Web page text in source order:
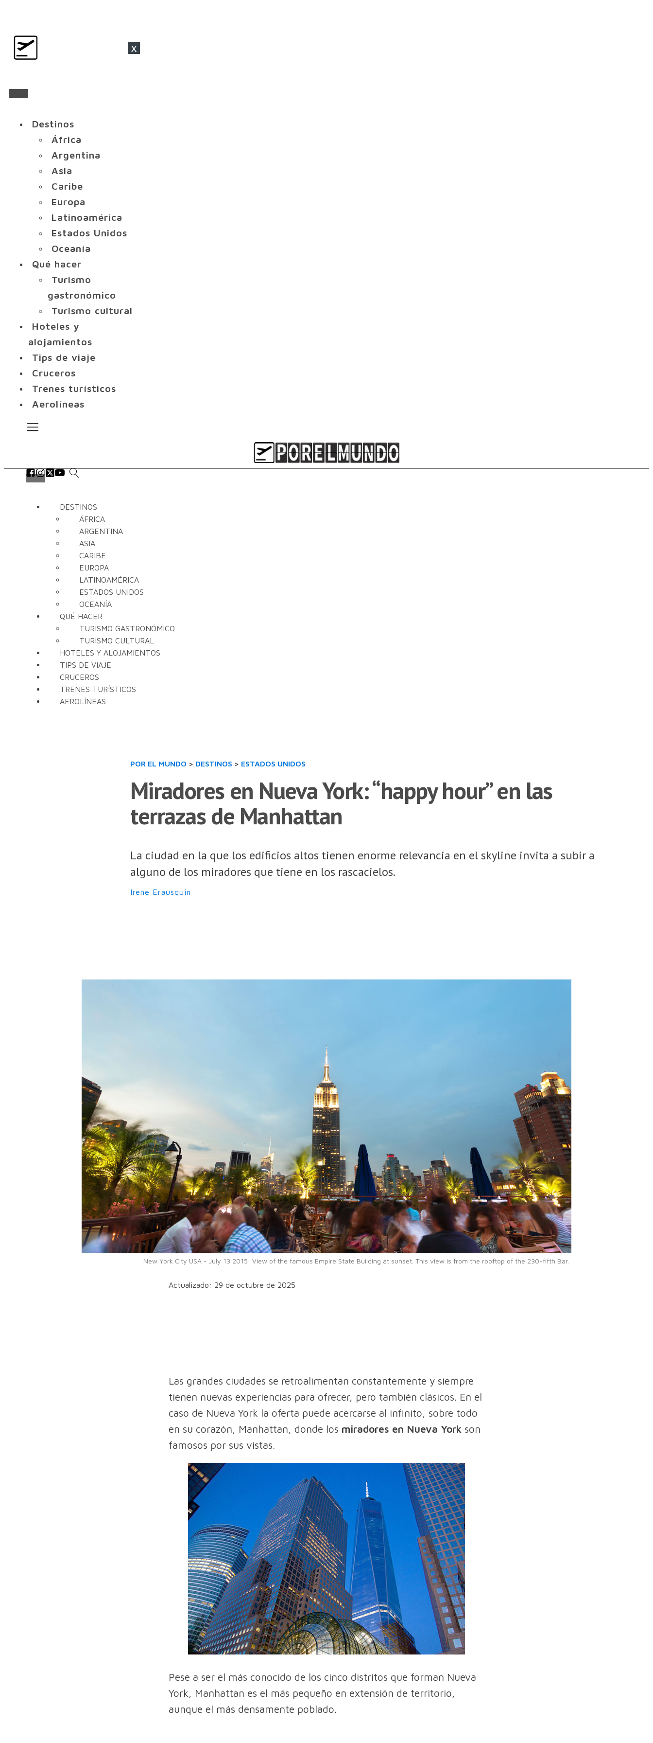
x
Destinos
África
Argentina
Asia
Caribe
Europa
Latinoamérica
Estados Unidos
Oceanía
Qué hacer
Turismo
gastronómico
Turismo cultural
Hoteles y
alojamientos
Tips de viaje
Cruceros
Trenes turísticos
Aerolíneas
DESTINOS
ÁFRICA
ARGENTINA
ASIA
CARIBE
EUROPA
LATINOAMÉRICA
ESTADOS UNIDOS
OCEANÍA
QUÉ HACER
TURISMO GASTRONÓMICO
TURISMO CULTURAL
HOTELES Y ALOJAMIENTOS
TIPS DE VIAJE
CRUCEROS
TRENES TURÍSTICOS
AEROLÍNEAS
POR EL MUNDO > DESTINOS > ESTADOS UNIDOS
Miradores en Nueva York: “happy hour” en las
terrazas de Manhattan
La ciudad en la que los edificios altos tienen enorme relevancia en el skyline invita a subir a
alguno de los miradores que tiene en los rascacielos.
Irene Erausquin
New York City USA - July 13 2015: View of the famous Empire State Building at sunset. This view is from the rooftop of the 230-fifth Bar.
Actualizado: 29 de octubre de 2025
Las grandes ciudades se retroalimentan constantemente y siempre
tienen nuevas experiencias para ofrecer, pero también clásicos. En el
caso de Nueva York la oferta puede acercarse al infinito, sobre todo
en su corazón, Manhattan, donde los miradores en Nueva York son
famosos por sus vistas.
Pese a ser el más conocido de los cinco distritos que forman Nueva
York, Manhattan es el más pequeño en extensión de territorio,
aunque el más densamente poblado.